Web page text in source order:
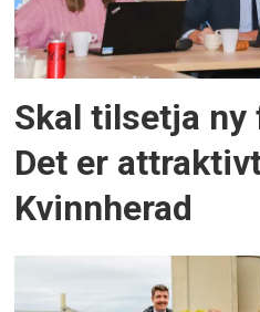
Skal tilsetja ny
Det er
Kvinnherad